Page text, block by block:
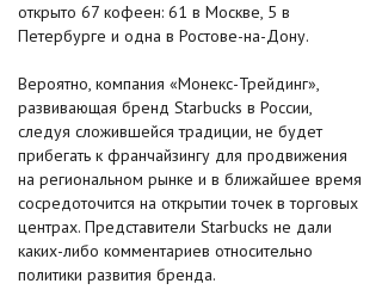
открыто 67 кофеен: 61 в Москве, 5 в
Петербурге и одна в Ростове-на-Дону.
Вероятно, компания «Монекс-Трейдинг»,
развивающая бренд Starbucks в России,
следуя сложившейся традиции, не будет
прибегать к франчайзингу для продвижения
на региональном рынке и в ближайшее время
сосредоточится на открытии точек в торговых
центрах. Представители Starbucks не дали
каких-либо комментариев относительно
политики развития бренда.